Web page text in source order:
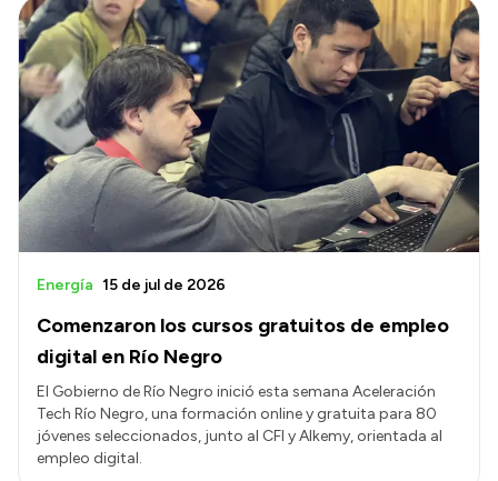
Comenzaron los cursos gratuitos de empleo
digital en Río Negro
Energía 15 de jul de 2026
El Gobierno de Río Negro inició esta semana Aceleración
Tech Río Negro, una formación online y gratuita para 80
jóvenes seleccionados, junto al CFI y Alkemy, orientada al
empleo digital.